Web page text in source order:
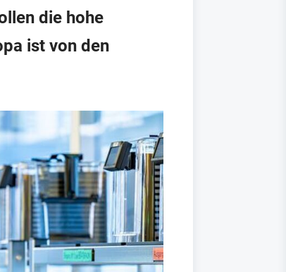
die hohe
ist von den